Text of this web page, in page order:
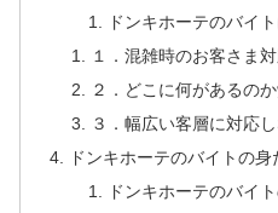
ドンキホーテのバイ
１．混雑時のお客さま
２．どこに何があるの
３．幅広い客層に対応
ドンキホーテのバイトの身
ドンキホーテのバイ